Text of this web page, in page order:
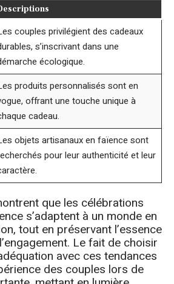
couples privilégient des cadeaux
s’inscrivant dans une
écologique.
produits personnalisés sont en
offrant une touche unique à
cadeau.
objets artisanaux en faïence sont
pour leur authenticité et leur
que les célébrations
s’adaptent à un monde en
tout en préservant l’essence
Le fait de choisir
avec ces tendances
des couples lors de